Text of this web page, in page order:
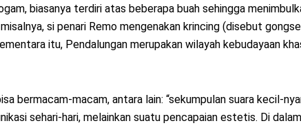
biasanya terdiri atas beberapa buah sehingga
si penari Remo mengenakan krincing (disebut
itu, Pendalungan merupakan wilayah kebudayaan
bermacam-macam, antara lain: “sekumpulan suara kecil-
sehari-hari, melainkan suatu pencapaian estetis. Di